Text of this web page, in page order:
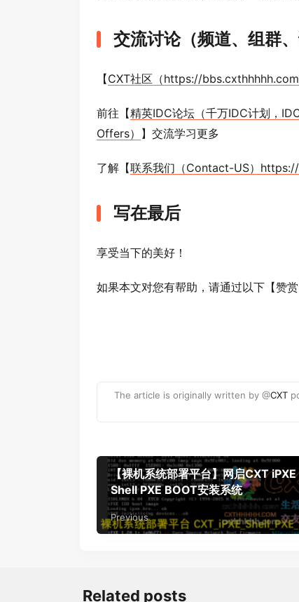
交流讨论（频道、组群、
【CXT社区（https://bbs.cxthhhhh.com/
前往【精英IDC论坛（千万IDC计划，
Offers） 】交流学习更多
了解【联系我们（Contact-US）
写在最后
享受当下的美好！
如果本文对您有帮助，请通过以下【赞
The article is originally written by @CXT
【裸机系统部署平台】网启CXT iPXE
Shell PXE BOOT安装系统
Previous
Related posts